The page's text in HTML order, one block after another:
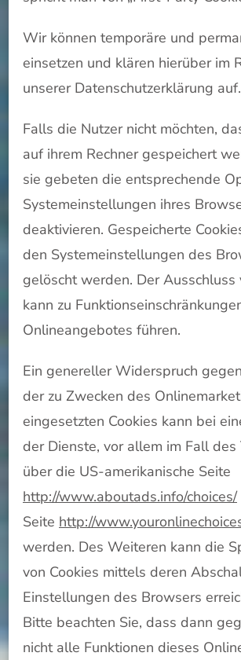
Wir können temporäre und
einsetzen und klären hierüber im
unserer Datenschutzerklärung auf.
Falls die Nutzer nicht möchten,
auf ihrem Rechner gespeichert
sie gebeten die entsprechende
Systemeinstellungen ihres
deaktivieren. Gespeicherte
den Systemeinstellungen des
gelöscht werden. Der Ausschluss
kann zu
Onlineangebotes führen.
Ein genereller Widerspruch
der zu Zwecken des
eingesetzten Cookies kann bei
der Dienste, vor allem im Fall des
über die US-amerikanische Seite
http://www.aboutads.info/choices/
Seite http://
werden. Des Weiteren kann die
von Cookies mittels deren
Einstellungen des Browsers
Bitte beachten Sie, dass dann
nicht alle Funktionen dieses